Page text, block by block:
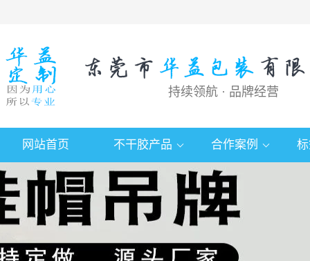
持续领航 · 品牌经营
网站首页 不干胶产品 合作案例